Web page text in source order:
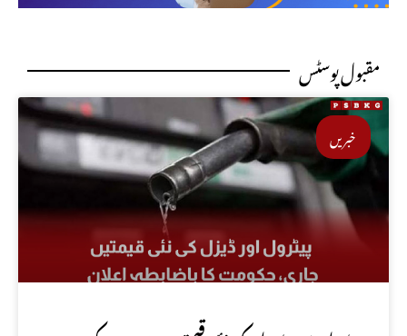
مقبول پوسٹس
خبریں